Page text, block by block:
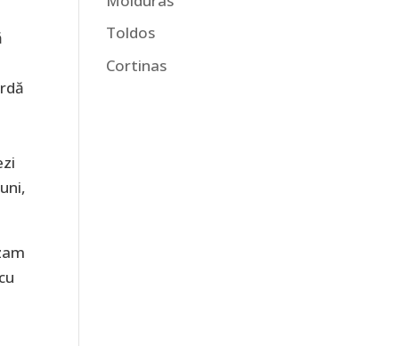
Toldos
Cortinas